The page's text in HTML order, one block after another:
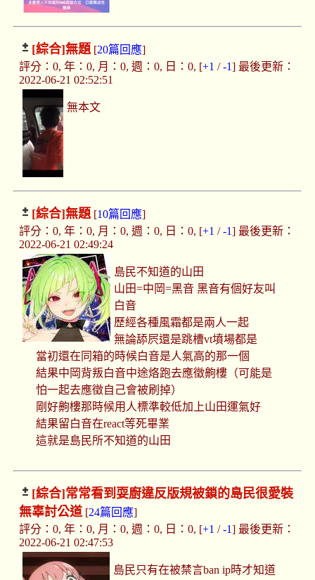
[綜合]無題[20篇回應]
評分：0, 年：0, 月：0, 週：0, 日：0, [+1 /-1] 最後更新：
2022-06-21 02:52:51
無本文
[綜合]無題[10篇回應]
評分：0, 年：0, 月：0, 週：0, 日：0, [+1 /-1] 最後更新：
2022-06-21 02:49:24
島民不知道的山田
山田=中岡=黑音 黑音有個好友叫
白音
歷經各種風霜都是兩人一起
無論舔屄還是跳槽vt墳場都是
當初還在同箱的時候白音是人氣高的那一個
結果中岡背叛白音中途烙跑去應徵齁樓（可能是
怕一起去應徵自己會被刷掉）
剛好齁樓那時候用人標準較低加上山田運氣好
結果留白音在react等死畢業
這就是島民所不知道的山田
[綜合]常常看到耍廚違反版規被鎖的島民很愛裝
無辜討公道 [24篇回應]
評分：0, 年：0, 月：0, 週：0, 日：0, [+1 /-1] 最後更新：
2022-06-21 02:47:53
島民只有在被禁言ban ip時才知道